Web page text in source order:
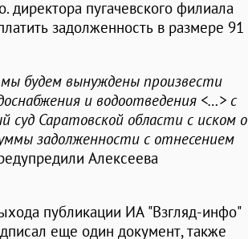
директора пугачевского филиала
задолженность в размере 91
будем вынуждены произвести
и водоотведения <…> с
Саратовской области с иском о
задолженности с отнесением
Алексеева
публикации ИА "Взгляд-инфо"
еще один документ, также